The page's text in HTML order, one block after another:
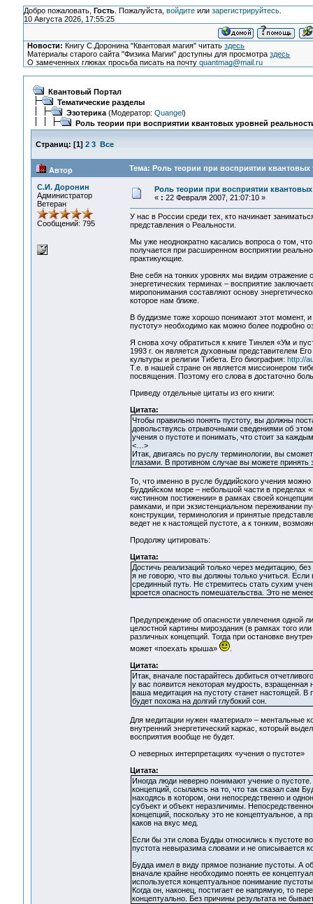
Добро пожаловать, Гость. Пожалуйста, войдитеили зарегистрируйтесь.
10 Августа 2026, 17:55:25
Новости: Книгу С.Доронина "Квантовая магия" читатьздесь
Материалы старого сайта "Физика Магии" доступны для просмотраздесь
О замеченных глюках просьба писать на почтуquantmag@mail.ru
Квантовый Портал
Тематические разделы
Эзотерика(Модератор: Quangel)
Роль теории при восприятии квантовых уровней
Страниц: [1] 2 3 Все
Автор Тема: Роль теории при восприятии
С.И. Доронин
Администратор
Ветеран
Сообщений: 795
Роль теории при восприятии
« : 22 Февраля 2007, 21:07:10 »
У нас в России среди тех, кто начинает
представления о Реальности.
Мы уже неоднократно касались вопроса о том,
получается при расширенном восприятии
практикующие.
Вне себя на тонких уровнях мы видим отражение
энергетических терминах – восприятие
миропонимания составляют основу
которое нам ближе.
В буддизме тоже хорошо понимают этот момент,
пустоту» необходимо как можно более подробно
Я снова хочу обратиться к книге Тинлея «Ум и
1993 г. он является духовным представителем
культуры и религии Тибета. Его биография: http://
Т.е. в нашей стране он является миссионером
посвящения. Поэтому его слова в достаточно
Приведу отдельные цитаты из его книги:
Цитата:
Чтобы правильно понять пустоту, вы должны
довольствуясь отрывочными сведениями об
учения о пустоте и понимать, что стоит за
<…>
Итак, двигаясь по руслу терминологии, вы
глазами. В противном случае вы можете принять
То, что именно в русле буддийского учения
Буддийском море – небольшой части в пределах
«истинном постижении» в рамках своей
рамками, и при экзистенциальном переживании
конструкции, терминология и принятые
ведет не к настоящей пустоте, а к тонким,
Продолжу цитировать:
Цитата:
Достичь реализаций только через медитацию,
я не говорю, что вы должны только учиться. Если
срединный путь. Не стремитесь стать сухим
кроется опасность помешательства. Это не
Предупреждение об опасности увлечения одной
целостной картины мироздания (в рамках того
различных концепций. Тогда при остановке
может «поехать крыша»
.
Цитата:
Итак, вначале постарайтесь добиться
у вас появится некоторая мудрость,
ваша медитация на пустоту станет настоящей. В
будет похожа на долгий глубокий сон.
Для медитации нужен «материал» – ментальные
внутренний энергетический каркас, который
восприятия вообще не будет.
О неверных интерпретациях «учения о пустоте»
Цитата:
Иногда люди неверно понимают учение о
концепций, ссылаясь на то, что так сказал сам
находясь в котором, они непосредственно и
субъект и объект неразличимы.
концепций, поскольку это не концептуальное, а
каков на вкус мед.
Если бы эти слова Будды относились к пустоте
пустота невыразима словами и не описывается
Будда имел в виду прямое познание пустоты. А
вначале крайне необходимо понять ее
используется концептуальное понимание
Когда он, наконец, постигает ее напрямую, то
концептуально. Без причины результата не